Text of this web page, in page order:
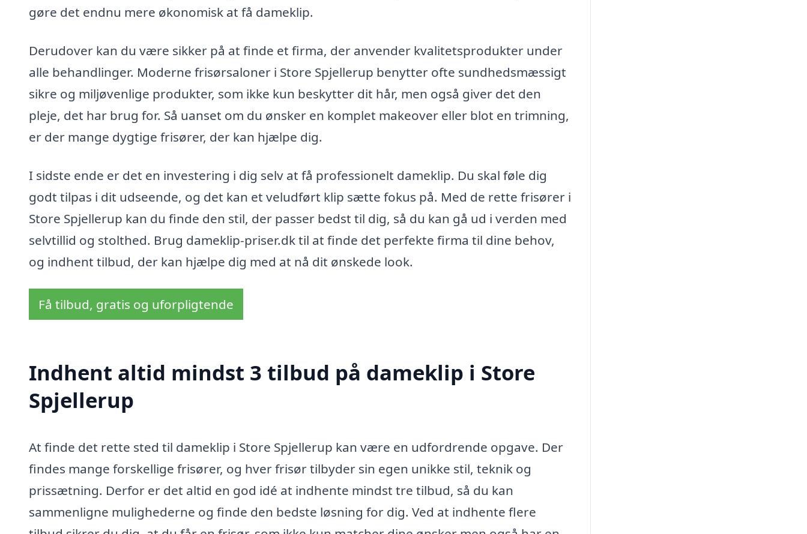
gøre det endnu mere økonomisk at få dameklip.
Derudover kan du være sikker på at finde et firma, der anvender kvalitetsprodukter under
alle behandlinger. Moderne frisørsaloner i Store Spjellerup benytter ofte sundhedsmæssigt
sikre og miljøvenlige produkter, som ikke kun beskytter dit hår, men også giver det den
pleje, det har brug for. Så uanset om du ønsker en komplet makeover eller blot en trimning,
er der mange dygtige frisører, der kan hjælpe dig.
I sidste ende er det en investering i dig selv at få professionelt dameklip. Du skal føle dig
godt tilpas i dit udseende, og det kan et veludført klip sætte fokus på. Med de rette frisører i
Store Spjellerup kan du finde den stil, der passer bedst til dig, så du kan gå ud i verden med
selvtillid og stolthed. Brug dameklip-priser.dk til at finde det perfekte firma til dine behov,
og indhent tilbud, der kan hjælpe dig med at nå dit ønskede look.
Få tilbud, gratis og uforpligtende
Indhent altid mindst 3 tilbud på dameklip i Store
Spjellerup
At finde det rette sted til dameklip i Store Spjellerup kan være en udfordrende opgave. Der
findes mange forskellige frisører, og hver frisør tilbyder sin egen unikke stil, teknik og
prissætning. Derfor er det altid en god idé at indhente mindst tre tilbud, så du kan
sammenligne mulighederne og finde den bedste løsning for dig. Ved at indhente flere